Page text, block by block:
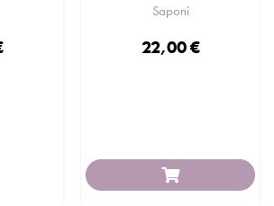
Saponi
22,00 €